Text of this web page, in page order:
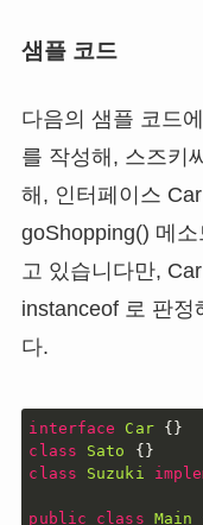
샘플 코드
다음의 샘플 코드
를 작성해, 스즈키
해, 인터페이스
goShopping() 메
고 있습니다만,
instanceof 로 판정
다.
interface Car {}
class
Sato {}
class
Suzuki
public class Main